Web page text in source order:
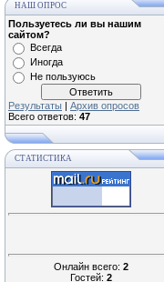
НАШ ОПРОС
Пользуетесь ли вы нашим
сайтом?
Всегда
Иногда
Не пользуюсь
Результаты | Архив опросов
Всего ответов: 47
СТАТИСТИКА
Онлайн всего: 2
Гостей: 2